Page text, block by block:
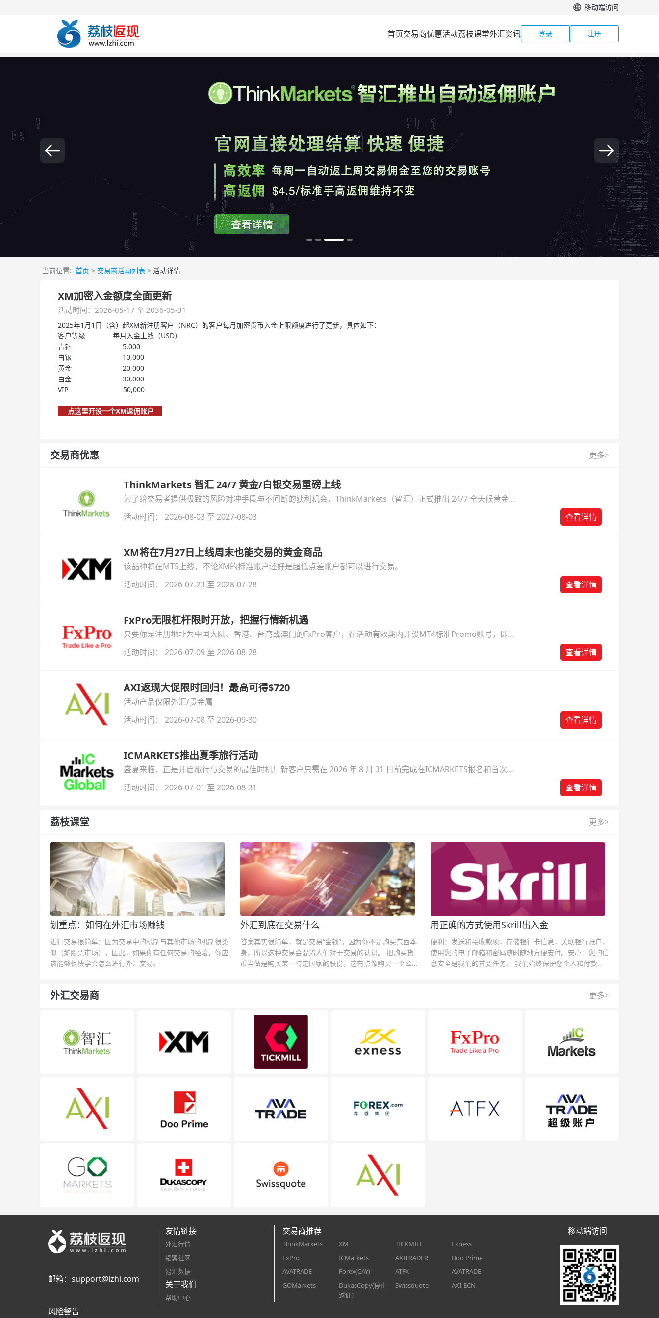
移动端访问
首页交易商优惠活动荔枝课堂外汇资讯 登录 注册
当前位置: 首页 > 交易商活动列表 > 活动详情
XM加密入金额度全面更新
活动时间：2026-05-17 至 2036-05-31
2025年1月1日（含）起XM新注册客户（NRC）的客户每月加密货币入金上限额度进行了更新，具体如下：
客户等级 每月入金上线（USD）
青铜 5,000
白银 10,000
黄金 20,000
白金 30,000
VIP 50,000
点这里开设一个XM返佣账户
交易商优惠 更多>
ThinkMarkets 智汇 24/7 黄金/白银交易重磅上线
为了给交易者提供极致的风险对冲手段与不间断的获利机会，ThinkMarkets（智汇）正式推出 24/7 全天候黄金
与白银交易！本文将为您详细拆解本次升级的核心交易品种、杠杆配置、支持软件及交易细则。
活动时间： 2026-08-03 至 2027-08-03 查看详情
XM将在7月27日上线周末也能交易的黄金商品
该品种将在MT5上线，不论XM的标准账户还好是超低点差账户都可以进行交易。
活动时间： 2026-07-23 至 2028-07-28
查看详情
FxPro无限杠杆限时开放，把握行情新机遇
只要你是注册地址为中国大陆、香港、台湾或澳门的FxPro客户，在活动有效期内开设MT4标准Promo账号，即可
自动解锁无限倍杠杆福利，无需额外复杂操作。
活动时间： 2026-07-09 至 2026-08-28 查看详情
AXI返现大促限时回归！最高可得$720
活动产品仅限外汇/贵金属
活动时间： 2026-07-08 至 2026-09-30
查看详情
ICMARKETS推出夏季旅行活动
盛夏来临，正是开启旅行与交易的最佳时机！新客户只需在 2026 年 8 月 31 日前完成在ICMARKETS报名和首次入
金即可参与！
活动时间： 2026-07-01 至 2026-08-31 查看详情
荔枝课堂 更多>
划重点：如何在外汇市场赚钱
进行交易很简单：因为交易中的机制与其他市场的机制很类
似（如股票市场），因此，如果你有任何交易的经验，你应
该能够很快学会怎么进行外汇交易。
外汇到底在交易什么
答案其实很简单，就是交易“金钱”。因为你不是购买东西本
身，所以这种交易会混淆人们对于交易的认识。 把购买货
币当做是购买某一特定国家的股份，这有点像购买一个公司
用正确的方式使用Skrill出入金
便利：发送和接收款项，存储银行卡信息，关联银行账户，
使用您的电子邮箱和密码随时随地方便支付。安心：您的信
息安全是我们的首要任务。 我们始终保护您个人和付款信
外汇交易商 更多>
邮箱： support@lzhi.com
友情链接
外汇行情
韬客社区
易汇数据
关于我们
帮助中心
交易商推荐
ThinkMarkets XM TICKMILL
Exness
FxPro
ICMarkets AXITRADER
Doo Prime
AVATRADE
Forex(CAY) ATFX
AVATRADE
GOMarkets
DukasCopy(停止
返佣)
Swissquote AXI-ECN
移动端访问
风险警告